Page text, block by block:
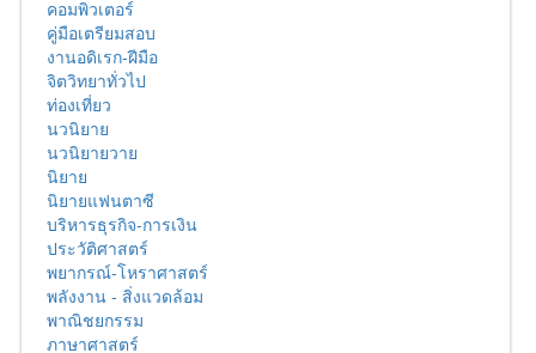
คอมพิวเตอร์
คู่มือเตรียมสอบ
งานอดิเรก-ฝีมือ
จิตวิทยาทั่วไป
ท่องเที่ยว
นวนิยาย
นวนิยายวาย
นิยาย
นิยายแฟนตาซี
บริหารธุรกิจ-การเงิน
ประวัติศาสตร์
พยากรณ์-โหราศาสตร์
พลังงาน - สิ่งแวดล้อม
พาณิชยกรรม
ภาษาศาสตร์